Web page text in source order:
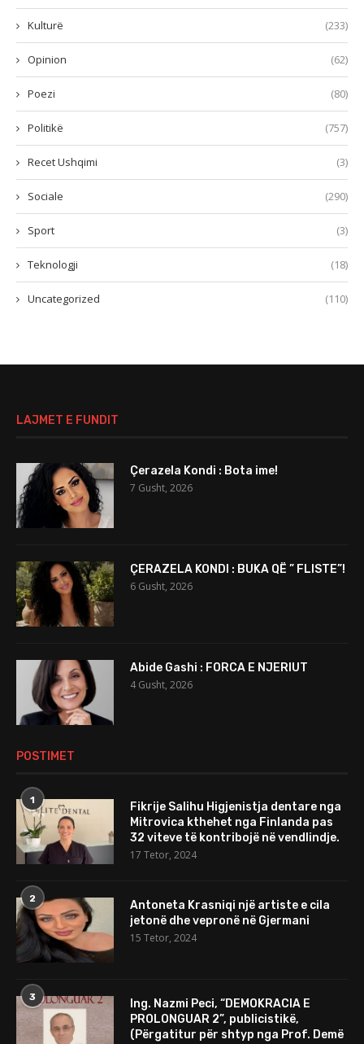
Kulturë (233)
Opinion (62)
Poezi (80)
Politikë (757)
Recet Ushqimi (3)
Sociale (290)
Sport (3)
Teknologji (18)
Uncategorized (110)
LAJMET E FUNDIT
Çerazela Kondi : Bota ime!
7 Gusht, 2026
ÇERAZELA KONDI : BUKA QË ” FLISTE”!
6 Gusht, 2026
Abide Gashi : FORCA E NJERIUT
4 Gusht, 2026
POSTIMET
1
Fikrije Salihu Higjenistja dentare nga
Mitrovica kthehet nga Finlanda pas
32 viteve të kontribojë në vendlindje.
17 Tetor, 2024
2
Antoneta Krasniqi një artiste e cila
jetonë dhe vepronë në Gjermani
15 Tetor, 2024
3
Ing. Nazmi Peci, “DEMOKRACIA E
PROLONGUAR 2”, publicistikë,
(Përgatitur për shtyp nga Prof. Demë